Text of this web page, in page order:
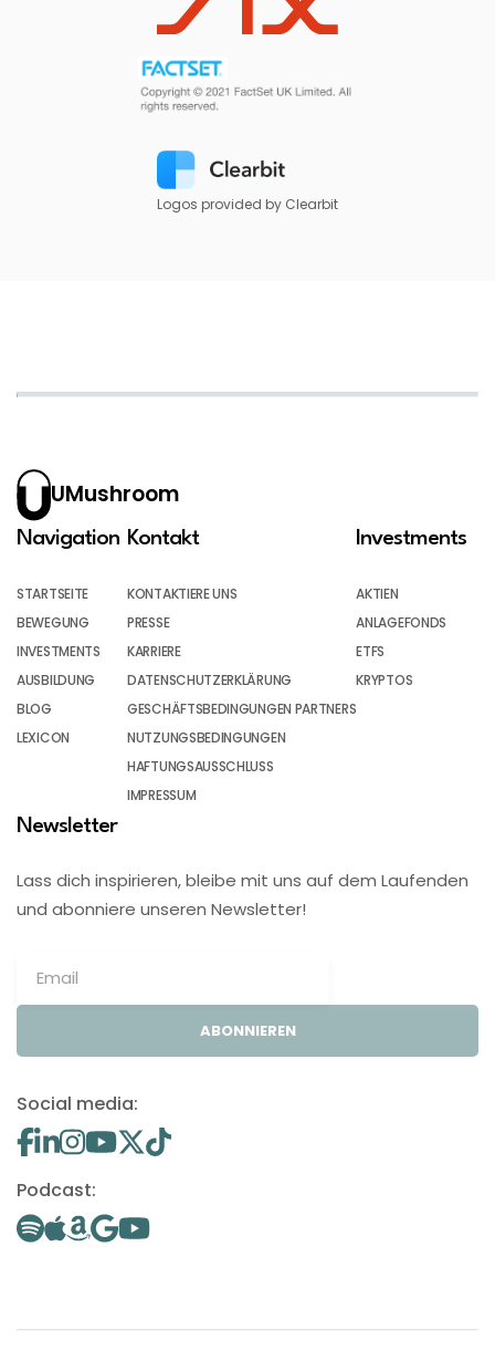
Logos provided by Clearbit
UMushroom
Navigation
STARTSEITE
BEWEGUNG
INVESTMENTS
AUSBILDUNG
BLOG
LEXICON
Kontakt
KONTAKTIERE UNS
PRESSE
KARRIERE
DATENSCHUTZERKLÄRUNG
GESCHÄFTSBEDINGUNGEN PARTNERS
NUTZUNGSBEDINGUNGEN
HAFTUNGSAUSSCHLUSS
IMPRESSUM
Investments
AKTIEN
ANLAGEFONDS
ETFS
KRYPTOS
Newsletter
Lass dich inspirieren, bleibe mit uns auf dem Laufenden
und abonniere unseren Newsletter!
ABONNIEREN
Social media:
Podcast: